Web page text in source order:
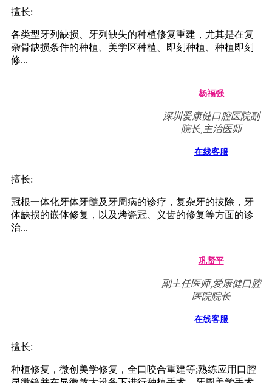
擅长:
各类型牙列缺损、牙列缺失的种植修复重建，尤其是在复
杂骨缺损条件的种植、美学区种植、即刻种植、种植即刻
修...
杨福强
深圳爱康健口腔医院副
院长,主治医师
在线客服
擅长:
冠根一体化牙体牙髓及牙周病的诊疗，复杂牙的拔除，牙
体缺损的嵌体修复，以及烤瓷冠、义齿的修复等方面的诊
治...
巩贤平
副主任医师,爱康健口腔
医院院长
在线客服
擅长:
种植修复，微创美学修复，全口咬合重建等;熟练应用口腔